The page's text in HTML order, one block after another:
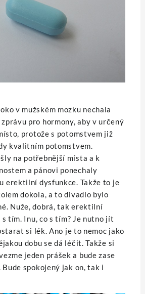
v mužském mozku nechala
pro hormony, aby v určený
protože s potomstvem již
kvalitním potomstvem.
na potřebnější místa a k
a pánovi ponechaly
erektilní dysfunkce. Takže to je
dokola, a to divadlo bylo
Nuže, dobrá, tak erektilní
tím. Inu, co s tím? Je nutno jít
si lék. Ano je to nemoc jako
dobu se dá léčit. Takže si
jeden prášek a bude zase
spokojený jak on, tak i